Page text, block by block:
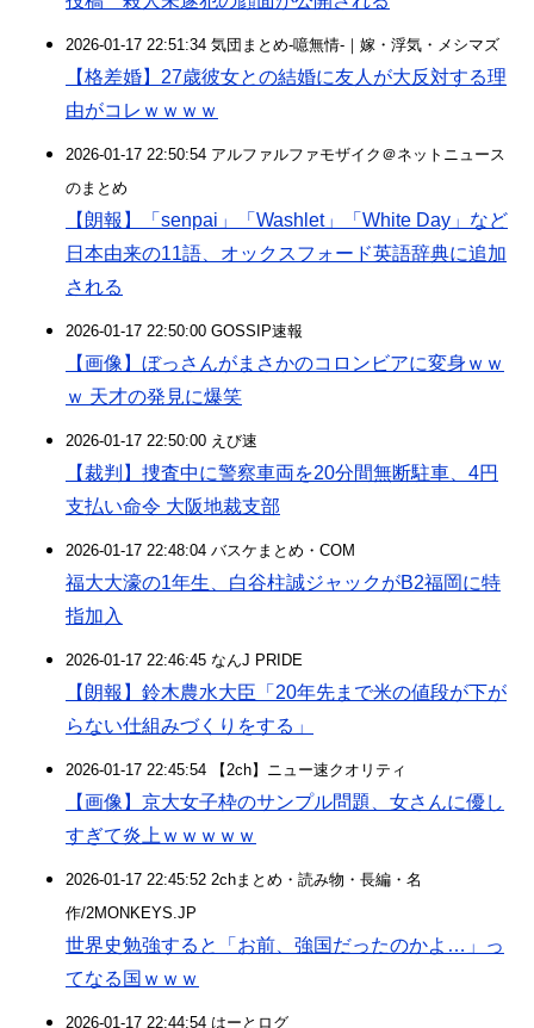
2026-01-17 22:51:34 気団まとめ-噫無情-｜嫁・浮気・メシマズ
【格差婚】27歳彼女との結婚に友人が大反対する理
由がコレｗｗｗｗ
2026-01-17 22:50:54 アルファルファモザイク＠ネットニュース
のまとめ
【朗報】「senpai」「Washlet」「White Day」など
日本由来の11語、オックスフォード英語辞典に追加
される
2026-01-17 22:50:00 GOSSIP速報
【画像】ぼっさんがまさかのコロンビアに変身ｗｗ
ｗ 天才の発見に爆笑
2026-01-17 22:50:00 えび速
【裁判】捜査中に警察車両を20分間無断駐車、4円
支払い命令 大阪地裁支部
2026-01-17 22:48:04 バスケまとめ・COM
福大大濠の1年生、白谷柱誠ジャックがB2福岡に特
指加入
2026-01-17 22:46:45 なんJ PRIDE
【朗報】鈴木農水大臣「20年先まで米の値段が下が
らない仕組みづくりをする」
2026-01-17 22:45:54 【2ch】ニュー速クオリティ
【画像】京大女子枠のサンプル問題、女さんに優し
すぎて炎上ｗｗｗｗｗ
2026-01-17 22:45:52 2chまとめ・読み物・長編・名
作/2MONKEYS.JP
世界史勉強すると「お前、強国だったのかよ…」っ
てなる国ｗｗｗ
2026-01-17 22:44:54 はーとログ